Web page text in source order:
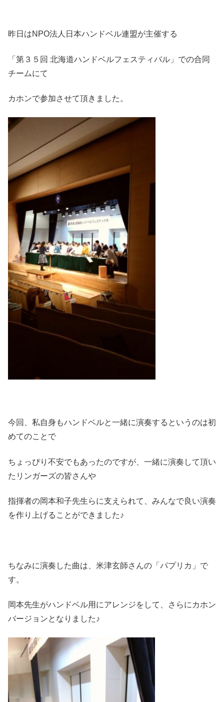
昨日はNPO法人日本ハンドベル連盟が主催する
「第３５回 北海道ハンドベルフェスティバル」での合同
チームにて
カホンで参加させて頂きました。
今回、私自身もハンドベルと一緒に演奏するというのは初
めてのことで
ちょっぴり不安でもあったのですが、一緒に演奏して頂い
たリンガーズの皆さんや
指揮者の岡本和子先生らに支えられて、みんなで良い演奏
を作り上げることができました♪
ちなみに演奏した曲は、米津玄師さんの「パプリカ」で
す。
岡本先生がハンドベル用にアレンジをして、さらにカホン
バージョンとなりました♪